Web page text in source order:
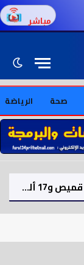
مباشر
صحة الرياضة
محمد صلاح يشعل جماهير طرابزون.. 15 ألف قميص و17 ألف تذكرة موسمية بعد الصفقة